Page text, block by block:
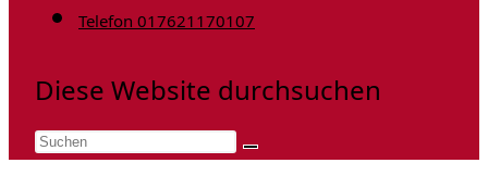
Telefon 017621170107
Diese Website durchsuchen